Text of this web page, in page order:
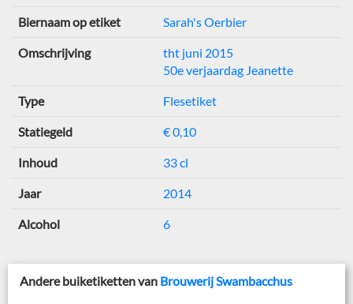
Biernaam op etiket Sarah's Oerbier
Omschrijving
tht juni 2015
50e verjaardag Jeanette
Type Flesetiket
Statiegeld € 0,10
Inhoud 33 cl
Jaar 2014
Alcohol 6
Andere buiketiketten van Brouwerij Swambacchus